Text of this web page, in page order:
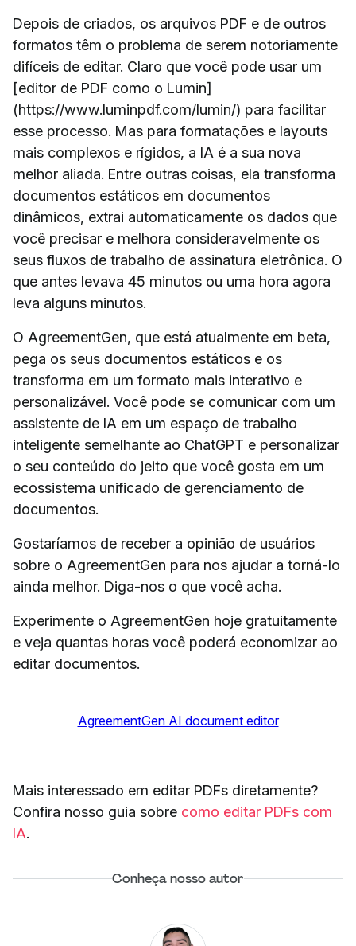
Depois de criados, os arquivos PDF e de outros
formatos têm o problema de serem notoriamente
difíceis de editar. Claro que você pode usar um
[editor de PDF como o Lumin]
(https://www.luminpdf.com/lumin/) para facilitar
esse processo. Mas para formatações e layouts
mais complexos e rígidos, a IA é a sua nova
melhor aliada. Entre outras coisas, ela transforma
documentos estáticos em documentos
dinâmicos, extrai automaticamente os dados que
você precisar e melhora consideravelmente os
seus fluxos de trabalho de assinatura eletrônica. O
que antes levava 45 minutos ou uma hora agora
leva alguns minutos.
O AgreementGen, que está atualmente em beta,
pega os seus documentos estáticos e os
transforma em um formato mais interativo e
personalizável. Você pode se comunicar com um
assistente de IA em um espaço de trabalho
inteligente semelhante ao ChatGPT e personalizar
o seu conteúdo do jeito que você gosta em um
ecossistema unificado de gerenciamento de
documentos.
Gostaríamos de receber a opinião de usuários
sobre o AgreementGen para nos ajudar a torná-lo
ainda melhor. Diga-nos o que você acha.
Experimente o AgreementGen hoje gratuitamente
e veja quantas horas você poderá economizar ao
editar documentos.
AgreementGen AI document editor
Mais interessado em editar PDFs diretamente?
Confira nosso guia sobre como editar PDFs com
IA.
Conheça nosso autor